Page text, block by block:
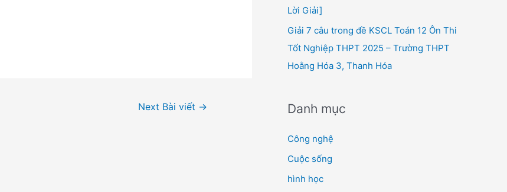
Next Bài viết →
Lời Giải]
Giải 7 câu trong đề KSCL Toán 12 Ôn Thi
Tốt Nghiệp THPT 2025 – Trường THPT
Hoằng Hóa 3, Thanh Hóa
Danh mục
Công nghệ
Cuộc sống
hình học